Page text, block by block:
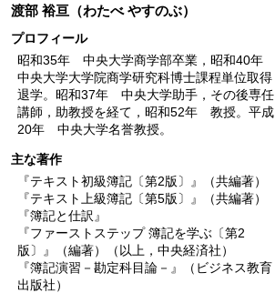
渡部 裕亘（わたべ やすのぶ）
プロフィール
昭和35年 中央大学商学部卒業，昭和40年
中央大学大学院商学研究科博士課程単位取得
退学。昭和37年 中央大学助手，その後専任
講師，助教授を経て，昭和52年 教授。平成
20年 中央大学名誉教授。
主な著作
『テキスト初級簿記〔第2版〕』（共編著）
『テキスト上級簿記〔第5版〕』（共編著）
『簿記と仕訳』
『ファーストステップ 簿記を学ぶ〔第2
版〕』（編著）（以上，中央経済社）
『簿記演習－勘定科目論－』（ビジネス教育
出版社）